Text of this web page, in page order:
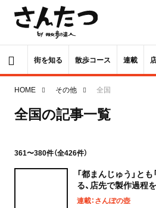
街を知る 散歩コース 連載
HOME その他 全国
全国の記事一覧
361〜380件（全426件）
「都まんじゅう」と
る、店先で製作過程
連載：さんぽの壺